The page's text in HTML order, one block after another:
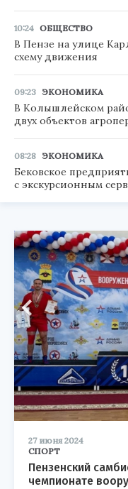
10:24 ОБЩЕСТВО
В Пензе на улице
схему движения
09:23 ЭКОНОМИКА
В Колышлейском
двух объектов
08:28 ЭКОНОМИКА
Бековское
с экскурсионным
27 июня 2024
СПОРТ
Пензенский
чемпионате